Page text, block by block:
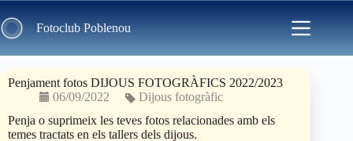
to
content Fotoclub Poblenou
Penjament fotos DIJOUS FOTOGRÀFICS 2022/2023
06/09/2022
Dijous fotogràfic
Penja o suprimeix les teves fotos relacionades amb els
temes tractats en els tallers dels dijous.